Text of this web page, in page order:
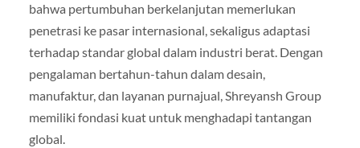
bahwa pertumbuhan berkelanjutan memerlukan
penetrasi ke pasar internasional, sekaligus adaptasi
terhadap standar global dalam industri berat. Dengan
pengalaman bertahun-tahun dalam desain,
manufaktur, dan layanan purnajual, Shreyansh Group
memiliki fondasi kuat untuk menghadapi tantangan
global.